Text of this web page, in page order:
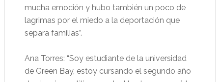
mucha emoción y hubo también un poco de
lagrimas por el miedo a la deportación que
separa familias”.
Ana Torres: “Soy estudiante de la universidad
de Green Bay, estoy cursando el segundo año